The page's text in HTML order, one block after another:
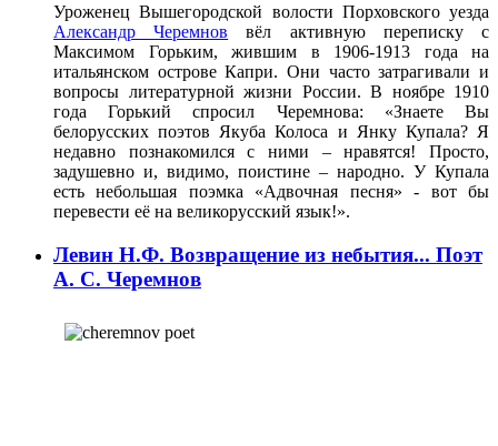
Уроженец Вышегородской волости Порховского уезда
Александр Черемнов вёл активную переписку с
Максимом Горьким, жившим в 1906-1913 года на
итальянском острове Капри. Они часто затрагивали и
вопросы литературной жизни России. В ноябре 1910
года Горький спросил Черемнова: «Знаете Вы
белорусских поэтов Якуба Колоса и Янку Купала? Я
недавно познакомился с ними – нравятся! Просто,
задушевно и, видимо, поистине – народно. У Купала
есть небольшая поэмка «Адвочная песня» - вот бы
перевести её на великорусский язык!».
Левин Н.Ф. Возвращение из небытия... Поэт
А. С. Черемнов